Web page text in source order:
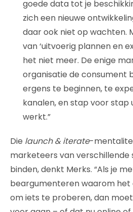
goede data tot je
zich een nieuwe
daar ook niet op wachten.
van ‘uitvoerig plannen en
het niet meer. De enige
organisatie de consument
ergens te beginnen, te
kanalen, en stap voor stap
werkt.”
Die launch & iterate-
marketeers van verschillende
binden, denkt Merks. “Als je
beargumenteren waarom het
om iets te proberen, dan